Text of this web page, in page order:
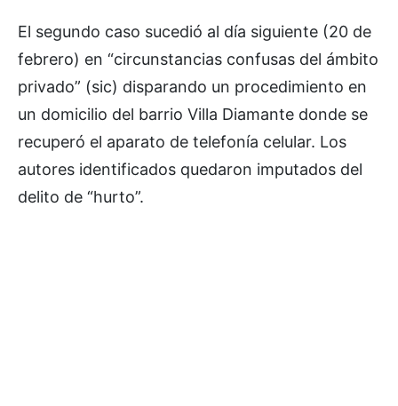
El segundo caso sucedió al día siguiente (20 de
febrero) en “circunstancias confusas del ámbito
privado” (sic) disparando un procedimiento en
un domicilio del barrio Villa Diamante donde se
recuperó el aparato de telefonía celular. Los
autores identificados quedaron imputados del
delito de “hurto”.